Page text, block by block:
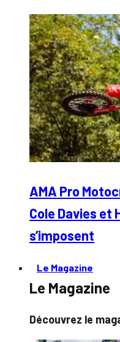
AMA Pro
Cole Davies et
s’imposent
Le Magazine
Le Magazine
Découvrez le